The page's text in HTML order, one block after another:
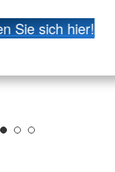
Sie sich hier!